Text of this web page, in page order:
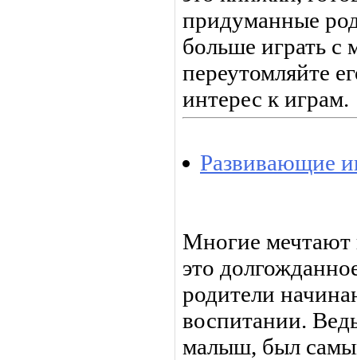
придуманные
больше играть
переутомляйте
интерес к играм.
Развивающие
Многие мечтают
это
родители
воспитании.
малыш, был